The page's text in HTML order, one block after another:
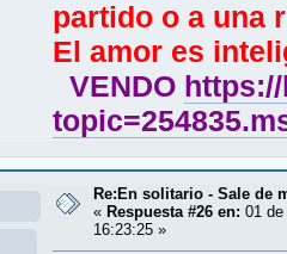
partido o a una
El amor es
VENDO
Re:En solitario - Sale de
« Respuesta #26 en: 01 de
16:23:25 »